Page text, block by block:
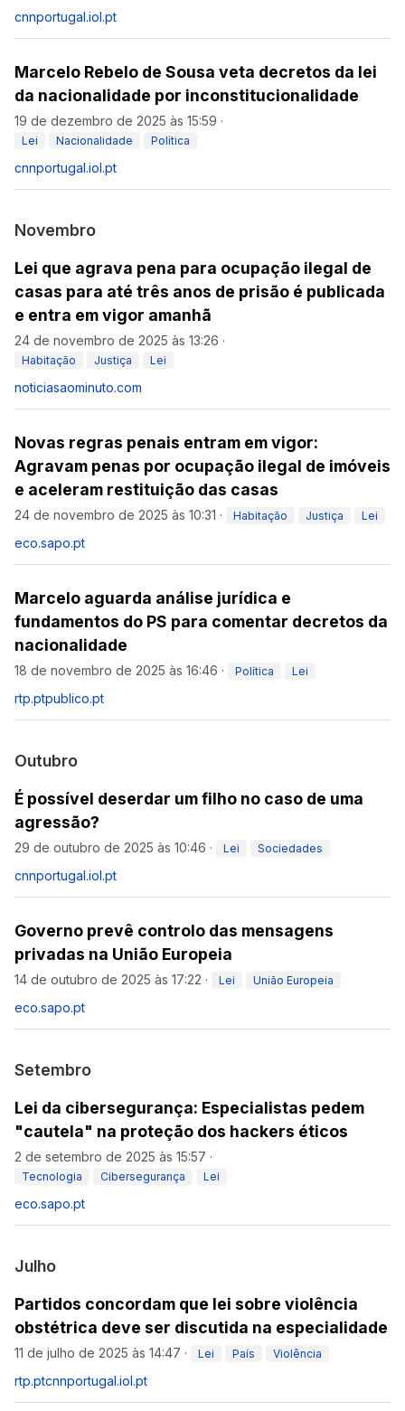
cnnportugal.iol.pt
Marcelo Rebelo de Sousa veta decretos da lei
da nacionalidade por inconstitucionalidade
19 de dezembro de 2025 às 15:59 ·
Lei Nacionalidade Política
cnnportugal.iol.pt
Novembro
Lei que agrava pena para ocupação ilegal de
casas para até três anos de prisão é publicada
e entra em vigor amanhã
24 de novembro de 2025 às 13:26 ·
Habitação Justiça Lei
noticiasaominuto.com
Novas regras penais entram em vigor:
Agravam penas por ocupação ilegal de imóveis
e aceleram restituição das casas
24 de novembro de 2025 às 10:31 · Habitação Justiça Lei
eco.sapo.pt
Marcelo aguarda análise jurídica e
fundamentos do PS para comentar decretos da
nacionalidade
18 de novembro de 2025 às 16:46 · Política Lei
rtp.ptpublico.pt
Outubro
É possível deserdar um filho no caso de uma
agressão?
29 de outubro de 2025 às 10:46 · Lei Sociedades
cnnportugal.iol.pt
Governo prevê controlo das mensagens
privadas na União Europeia
14 de outubro de 2025 às 17:22 · Lei União Europeia
eco.sapo.pt
Setembro
Lei da cibersegurança: Especialistas pedem
"cautela" na proteção dos hackers éticos
2 de setembro de 2025 às 15:57 ·
Tecnologia Cibersegurança Lei
eco.sapo.pt
Julho
Partidos concordam que lei sobre violência
obstétrica deve ser discutida na especialidade
11 de julho de 2025 às 14:47 · Lei País Violência
rtp.ptcnnportugal.iol.pt